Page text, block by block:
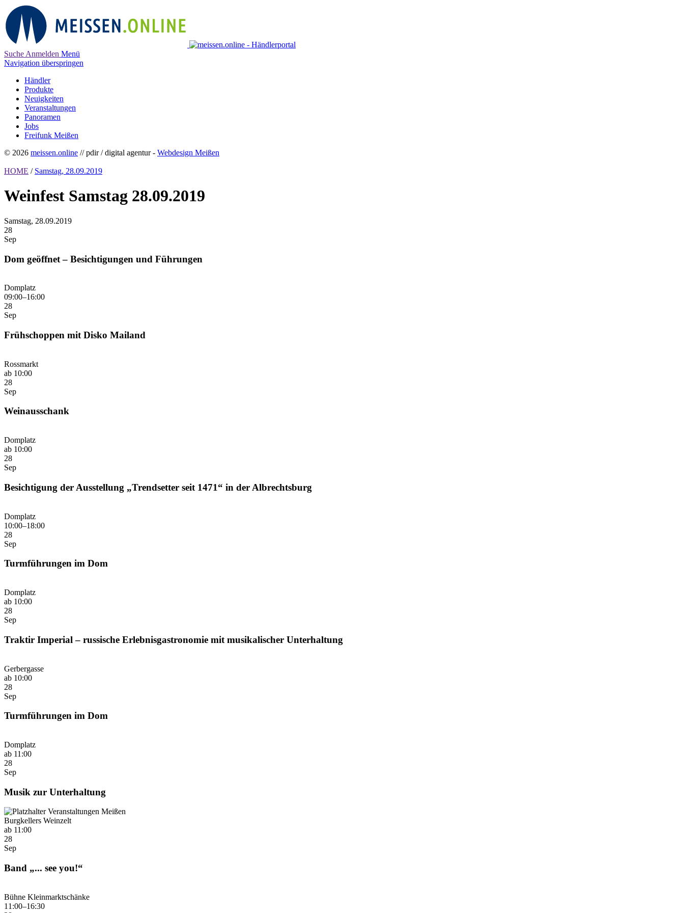
Suche Anmelden Menü
Navigation überspringen
Händler
Produkte
Neuigkeiten
Veranstaltungen
Panoramen
Jobs
Freifunk Meißen
© 2026 meissen.online // pdir / digital agentur - Webdesign Meißen
HOME / Samstag, 28.09.2019
Weinfest Samstag 28.09.2019
Samstag, 28.09.2019
28
Sep
Dom geöffnet – Besichtigungen und Führungen
Domplatz
09:00–16:00
28
Sep
Frühschoppen mit Disko Mailand
Rossmarkt
ab 10:00
28
Sep
Weinausschank
Domplatz
ab 10:00
28
Sep
Besichtigung der Ausstellung „Trendsetter seit 1471“ in der Albrechtsburg
Domplatz
10:00–18:00
28
Sep
Turmführungen im Dom
Domplatz
ab 10:00
28
Sep
Traktir Imperial – russische Erlebnisgastronomie mit musikalischer Unterhaltung
Gerbergasse
ab 10:00
28
Sep
Turmführungen im Dom
Domplatz
ab 11:00
28
Sep
Musik zur Unterhaltung
Burgkellers Weinzelt
ab 11:00
28
Sep
Band „... see you!“
Bühne Kleinmarktschänke
11:00–16:30